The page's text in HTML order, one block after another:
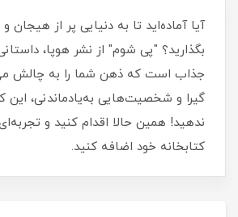
آیا آماده‌اید تا به دنیایی پر از هیجان
بگذارید؟ "پی شوم" از نشر هوپا،
جذاب است که ذهن شما را به چالش
گیرا و شخصیت‌هایی به‌یادماندنی، این
ندهید! همین حالا اقدام کنید و
کتابخانه خود اضافه کنید.